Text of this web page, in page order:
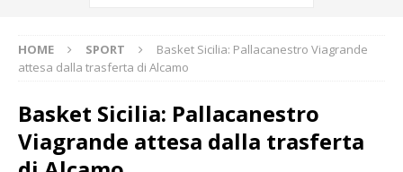
HOME SPORT
Basket Sicilia: Pallacanestro Viagrande
attesa dalla trasferta di Alcamo
Basket Sicilia: Pallacanestro
Viagrande attesa dalla trasferta